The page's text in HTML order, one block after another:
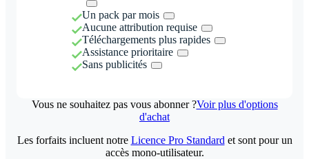
Un pack par mois
Aucune attribution requise
Téléchargements plus rapides
Assistance prioritaire
Sans publicités
Vous ne souhaitez pas vous abonner ?Voir plus d'options
d'achat
Les forfaits incluent notre Licence Pro Standard et sont pour un
accès mono-utilisateur.